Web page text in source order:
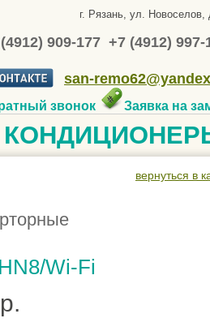
г. Рязань, ул. Новоселов,
909-177 +7 (4912) 997-
san-
звонок Заявка на
вернуться в
Wi-Fi